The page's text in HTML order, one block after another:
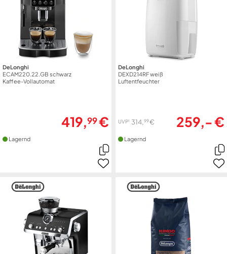
DeLonghi
ECAM220.22.GB schwarz
Kaffee-Vollautomat
419,99€
Lagernd
DeLonghi
DEXD214RF weiß
Luftentfeuchter
UVP1 314,99€ 259,- €
Lagernd